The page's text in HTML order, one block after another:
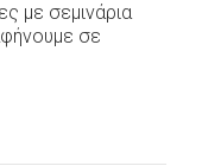
με σεμινάρια
σε